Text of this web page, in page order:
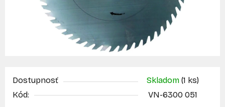
Dostupnosť Skladom (1 ks)
Kód:
VN-6300 051